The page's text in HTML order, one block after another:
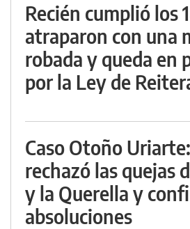
Recién cumplió los
atraparon con una
robada y queda en
por la Ley de
Caso Otoño Uriarte:
rechazó las quejas
y la Querella y
absoluciones